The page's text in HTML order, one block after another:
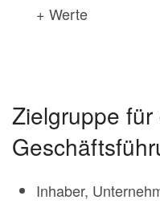
+ Werte
Zielgruppe
Inhaber,